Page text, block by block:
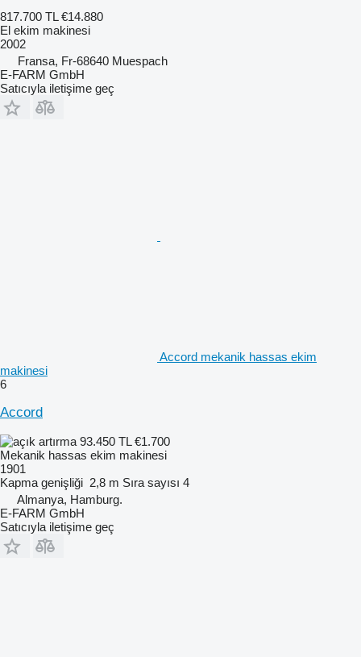
817.700 TL €14.880
El ekim makinesi
2002
Fransa, Fr-68640 Muespach
E-FARM GmbH
Satıcıyla iletişime geç
Accord mekanik hassas ekim
makinesi
6
Accord
93.450 TL€1.700
Mekanik hassas ekim makinesi
1901
Kapma genişliği 2,8 m Sıra sayısı 4
Almanya, Hamburg.
E-FARM GmbH
Satıcıyla iletişime geç